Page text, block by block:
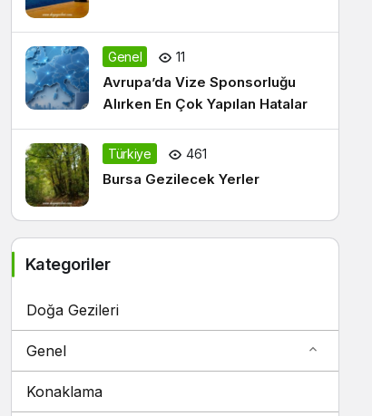
Genel 11
Avrupa’da Vize Sponsorluğu
Alırken En Çok Yapılan Hatalar
Türkiye 461
Bursa Gezilecek Yerler
Kategoriler
Doğa Gezileri
Genel
Konaklama